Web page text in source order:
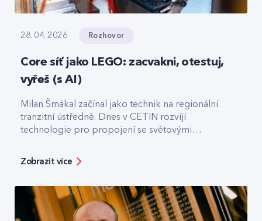
28. 04. 2026 Rozhovor
Core síť jako LEGO: zacvakni, otestuj,
vyřeš (s AI)
Milan Šmákal začínal jako technik na regionální
tranzitní ústředně. Dnes v CETIN rozvíjí
technologie pro propojení se světovými
pro core síť má na starost technologie pro
připomínají LEGO.
Zobrazit více